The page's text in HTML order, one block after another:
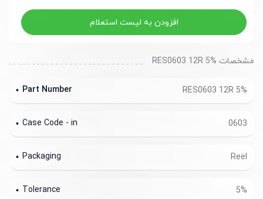
افزودن به لیست استعلام
مشخصات RES0603 12R 5%
RES0603 12R 5%
Part Number
0603
Case Code - in
Reel
Packaging
5%
Tolerance